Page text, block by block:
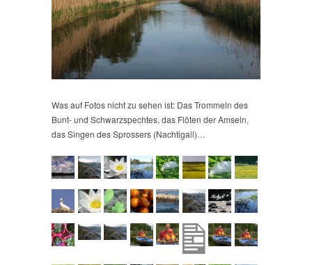
Was auf Fotos nicht zu sehen ist: Das Trommeln des
Bunt- und Schwarzspechtes, das Flöten der Amseln,
das Singen des Sprossers (Nachtigall)…